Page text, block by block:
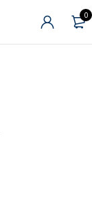
0